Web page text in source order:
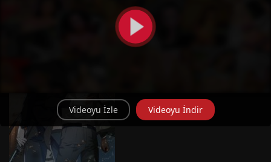
Videoyu İzle Videoyu İndir